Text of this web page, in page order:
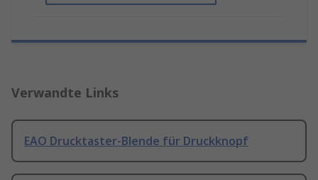
Verwandte Links
EAO Drucktaster-Blende für Druckknopf